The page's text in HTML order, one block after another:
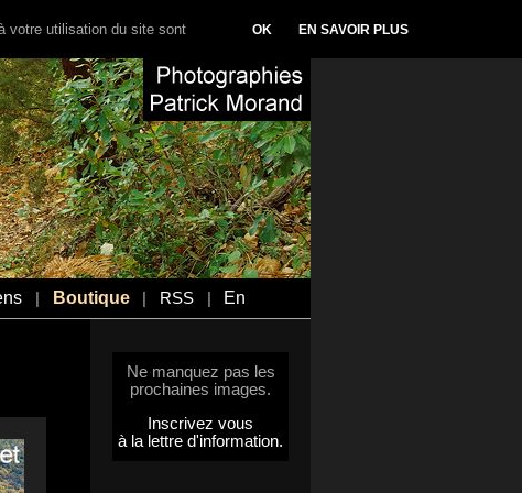
Boutique RSS En
Ne manquez pas les
prochaines images.
Inscrivez vous
à la lettre d'information.
votre utilisation du site sont
OK EN SAVOIR PLUS